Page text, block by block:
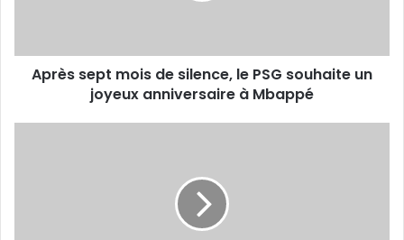
un
joyeux
Après sept mois de silence, le PSG souhaite un
joyeux anniversaire à Mbappé